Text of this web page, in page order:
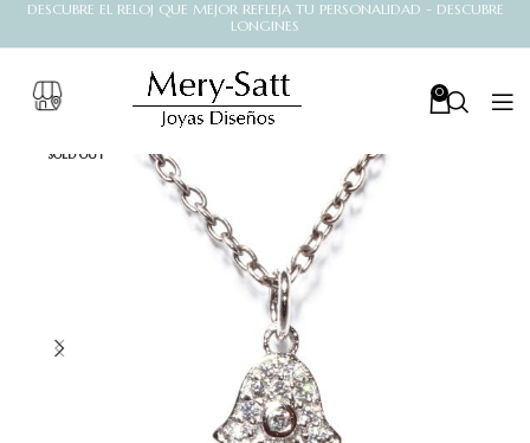
DESCUBRE EL RELOJ QUE MEJOR REFLEJA TU PERSONALIDAD - DESCUBRE
LONGINES
0
SOLD OUT